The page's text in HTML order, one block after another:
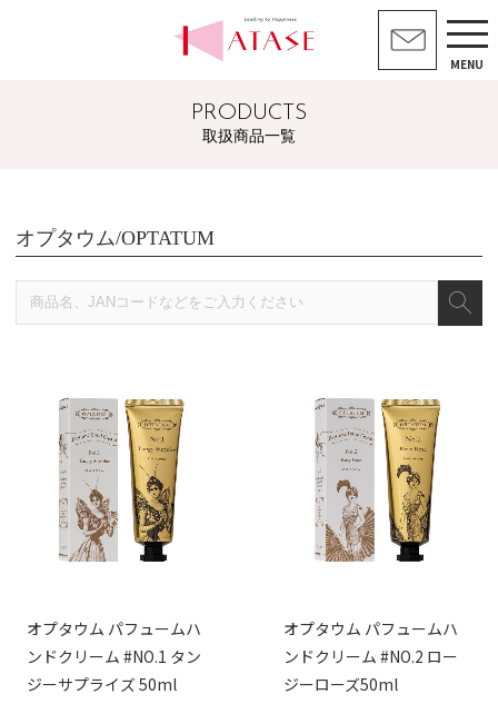
MENU
PRODUCTS
取扱商品一覧
オプタウム/OPTATUM
オプタウム パフュームハ
ンドクリーム #NO.1 タン
ジーサプライズ 50ml
オプタウム パフュームハ
ンドクリーム #NO.2 ロー
ジーローズ50ml